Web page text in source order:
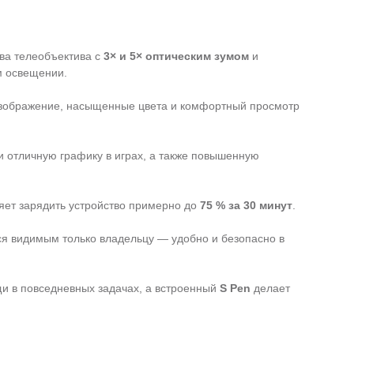
телеобъектива с 3× и 5× оптическим зумом и
освещении.
насыщенные цвета и комфортный просмотр
отличную графику в играх, а также повышенную
зарядить устройство примерно до 75 % за 30 минут.
видимым только владельцу — удобно и безопасно в
в повседневных задачах, а встроенный S Pen делает